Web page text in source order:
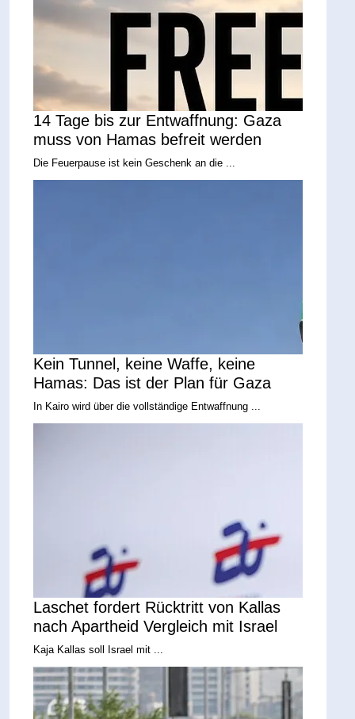
14 Tage bis zur Entwaffnung: Gaza
muss von Hamas befreit werden
Die Feuerpause ist kein Geschenk an die ...
Kein Tunnel, keine Waffe, keine
Hamas: Das ist der Plan für Gaza
In Kairo wird über die vollständige Entwaffnung ...
Laschet fordert Rücktritt von Kallas
nach Apartheid Vergleich mit Israel
Kaja Kallas soll Israel mit ...